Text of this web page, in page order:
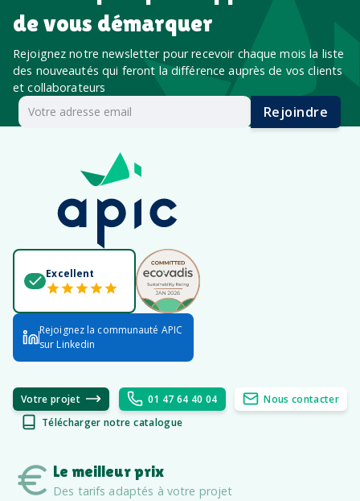
de vous démarquer
Rejoignez notre newsletter pour recevoir chaque mois la liste
des nouveautés qui feront la différence auprès de vos clients
et collaborateurs
Rejoindre
Excellent
Rejoignez la communauté APIC
sur Linkedin
Votre projet 01 47 64 40 04
Nous contacter
Télécharger notre catalogue
Le meilleur prix
Des tarifs adaptés à votre projet